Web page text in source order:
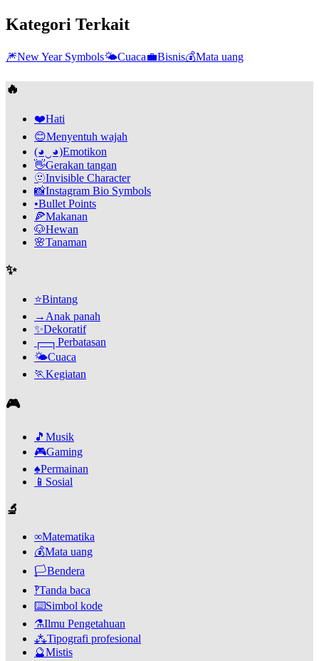
Kategori Terkait
🎆New Year Symbols🌤️Cuaca💼Bisnis💰Mata uang
🔥
❤️Hati
😊Menyentuh wajah
(◕‿◕)Emotikon
👋Gerakan tangan
🫥Invisible Character
📸Instagram Bio Symbols
•Bullet Points
🍕Makanan
🐶Hewan
🌸Tanaman
✨
⭐Bintang
→ Anak panah
✨Dekoratif
┌─┐ Perbatasan
🌤️Cuaca
🏃Kegiatan
🎮
🎵 Musik
🎮Gaming
♠️Permainan
📱 Sosial
🔬
∞Matematika
💰Mata uang
🏳️Bendera
‽Tanda baca
⌨️Simbol kode
⚗️Ilmu Pengetahuan
⁂Tipografi profesional
🔮Mistis